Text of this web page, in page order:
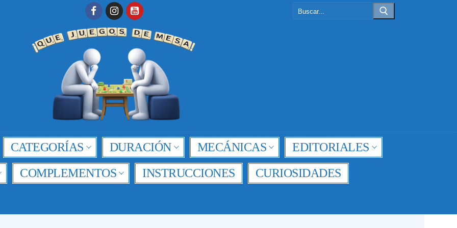
CATEGORÍAS DURACIÓN MECÁNICAS
EDITORIALES
COMPLEMENTOS INSTRUCCIONES
CURIOSIDADES